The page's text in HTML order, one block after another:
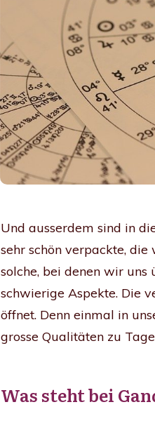
Und ausserdem sind in
sehr schön verpackte,
solche, bei denen wir uns
schwierige Aspekte. Die
öffnet. Denn einmal in
grosse Qualitäten zu
Was steht bei